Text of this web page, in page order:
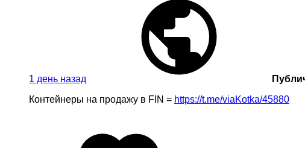
1 день назад
Контейнеры на продажу в FIN = https://t.me/viaKotka/45880